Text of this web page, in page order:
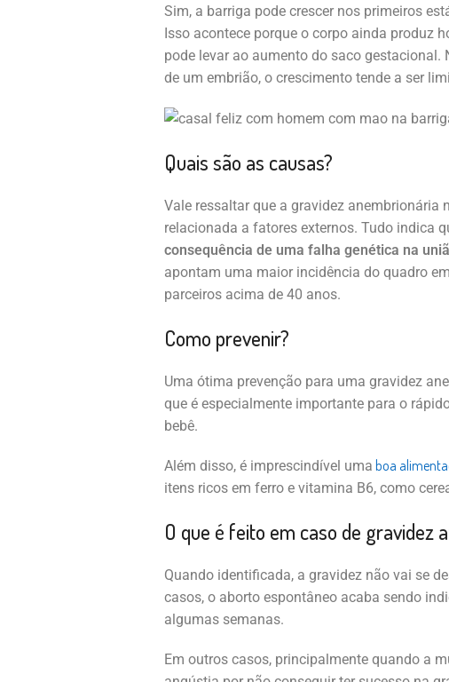
Sim, a barriga pode crescer nos primeiros
Isso acontece porque o corpo ainda produz
pode levar ao aumento do saco
de um embrião, o crescimento tende a ser
Quais são as causas?
Vale ressaltar que a gravidez anembrionária
relacionada a fatores externos. Tudo indica
consequência de uma falha genética na
apontam uma maior incidência do quadro
parceiros acima de 40 anos.
Como prevenir?
Uma ótima prevenção para uma gravidez
que é especialmente importante para o
bebê.
Além disso, é imprescindível uma boa
itens ricos em ferro e vitamina B6, como
O que é feito em caso de gravidez
Quando identificada, a gravidez não vai se
casos, o aborto espontâneo acaba sendo
algumas semanas.
Em outros casos, principalmente quando a